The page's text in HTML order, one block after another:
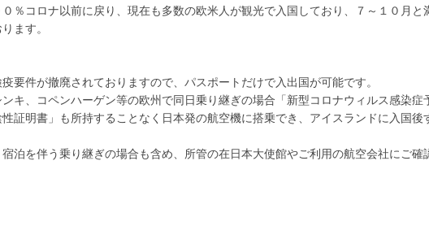
％コロナ以前に戻り、現在も多数の欧米人が観光で入国しており、７～１０月と
ます。
要件が撤廃されておりますので、パスポートだけで入出国が可能です。
キ、コペンハーゲン等の欧州で同日乗り継ぎの場合「新型コロナウィルス感染症
証明書」も所持することなく日本発の航空機に搭乗でき、アイスランドに入国後
泊を伴う乗り継ぎの場合も含め、所管の在日本大使館やご利用の航空会社にご確